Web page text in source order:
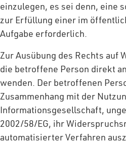
einzulegen, es sei denn, eine
zur Erfüllung einer im
Aufgabe erforderlich.
Zur Ausübung des Rechts auf
die betroffene Person direkt
wenden. Der betroffenen
Zusammenhang mit der
Informationsgesellschaft,
2002/58/EG, ihr
automatisierter Verfahren